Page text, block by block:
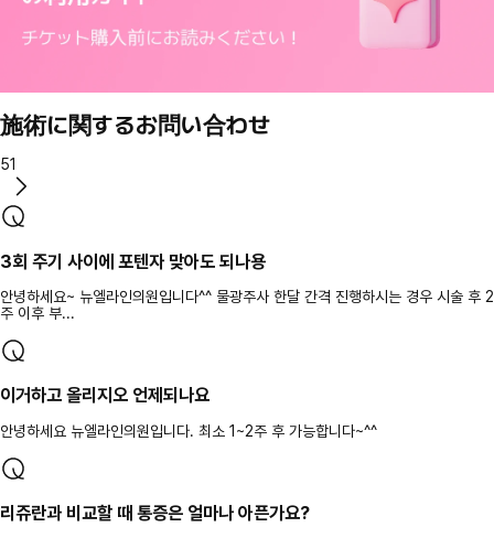
施術に関するお問い合わせ
51
3회 주기 사이에 포텐자 맞아도 되나용
안녕하세요~ 뉴엘라인의원입니다^^ 물광주사 한달 간격 진행하시는 경우 시술 후 2
주 이후 부...
이거하고 올리지오 언제되나요
안녕하세요 뉴엘라인의원입니다. 최소 1~2주 후 가능합니다~^^
리쥬란과 비교할 때 통증은 얼마나 아픈가요?